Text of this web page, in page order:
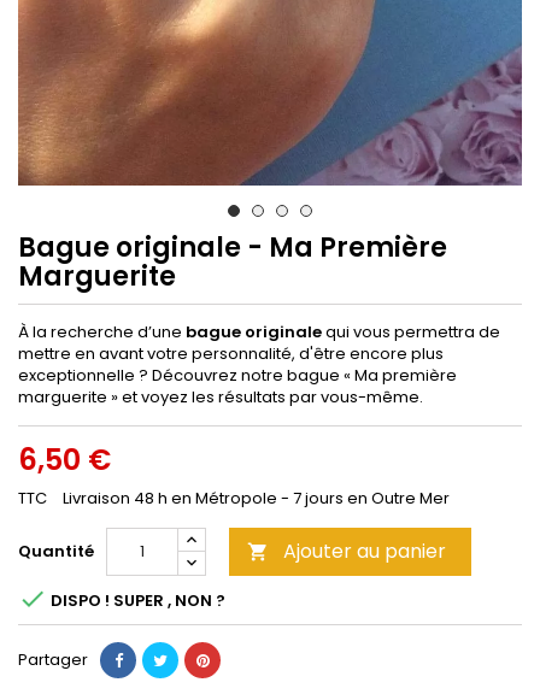
Bague originale - Ma Première
Marguerite
À la recherche d’une bague originalequi vous permettra de
mettre en avant votre personnalité, d'être encore plus
exceptionnelle ? Découvrez notre bague « Ma première
marguerite » et voyez les résultats par vous-même.
6,50 €
TTC Livraison 48 h en Métropole - 7 jours en Outre Mer
Quantité  Ajouter au panier
 DISPO ! SUPER , NON ?
Partager